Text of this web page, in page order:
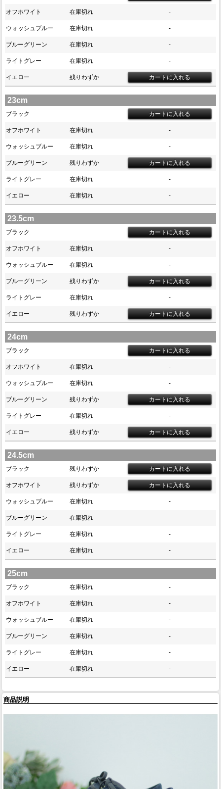
オフホワイト 在庫切れ -
ウォッシュブルー 在庫切れ -
ブルーグリーン 在庫切れ -
ライトグレー 在庫切れ -
イエロー 残りわずか
23cm
ブラック
オフホワイト 在庫切れ -
ウォッシュブルー 在庫切れ -
ブルーグリーン 残りわずか
ライトグレー 在庫切れ -
イエロー 在庫切れ -
23.5cm
ブラック
オフホワイト 在庫切れ -
ウォッシュブルー 在庫切れ -
ブルーグリーン 残りわずか
ライトグレー 在庫切れ -
イエロー 残りわずか
24cm
ブラック
オフホワイト 在庫切れ -
ウォッシュブルー 在庫切れ -
ブルーグリーン 残りわずか
ライトグレー 在庫切れ -
イエロー 残りわずか
24.5cm
ブラック 残りわずか
オフホワイト 残りわずか
ウォッシュブルー 在庫切れ -
ブルーグリーン 在庫切れ -
ライトグレー 在庫切れ -
イエロー 在庫切れ -
25cm
ブラック 在庫切れ -
オフホワイト 在庫切れ -
ウォッシュブルー 在庫切れ -
ブルーグリーン 在庫切れ -
ライトグレー 在庫切れ -
イエロー 在庫切れ -
商品説明